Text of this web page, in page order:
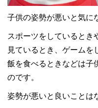
子供の姿勢が悪いと気に
スポーツをしているとき
見ているとき、ゲームを
飯を食べるときなどは子
のです。
姿勢が悪いと良いことは